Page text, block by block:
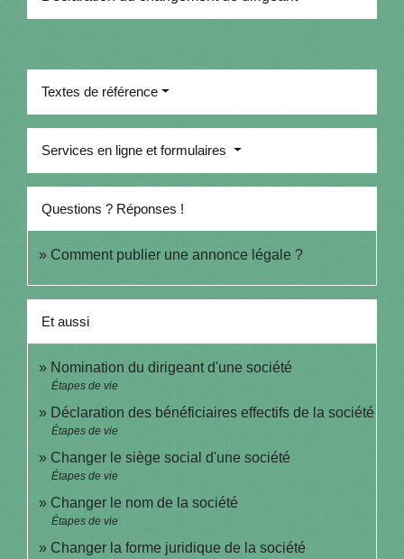
Textes de référence
Services en ligne et formulaires
Questions ? Réponses !
Comment publier une annonce légale ?
Et aussi
Nomination du dirigeant d'une société
Étapes de vie
Déclaration des bénéficiaires effectifs de la société
Étapes de vie
Changer le siège social d'une société
Étapes de vie
Changer le nom de la société
Étapes de vie
Changer la forme juridique de la société